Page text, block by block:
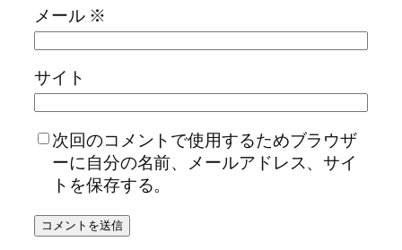
メール ※
サイト
次回のコメントで使用するためブラウザ
ーに自分の名前、メールアドレス、サイ
トを保存する。